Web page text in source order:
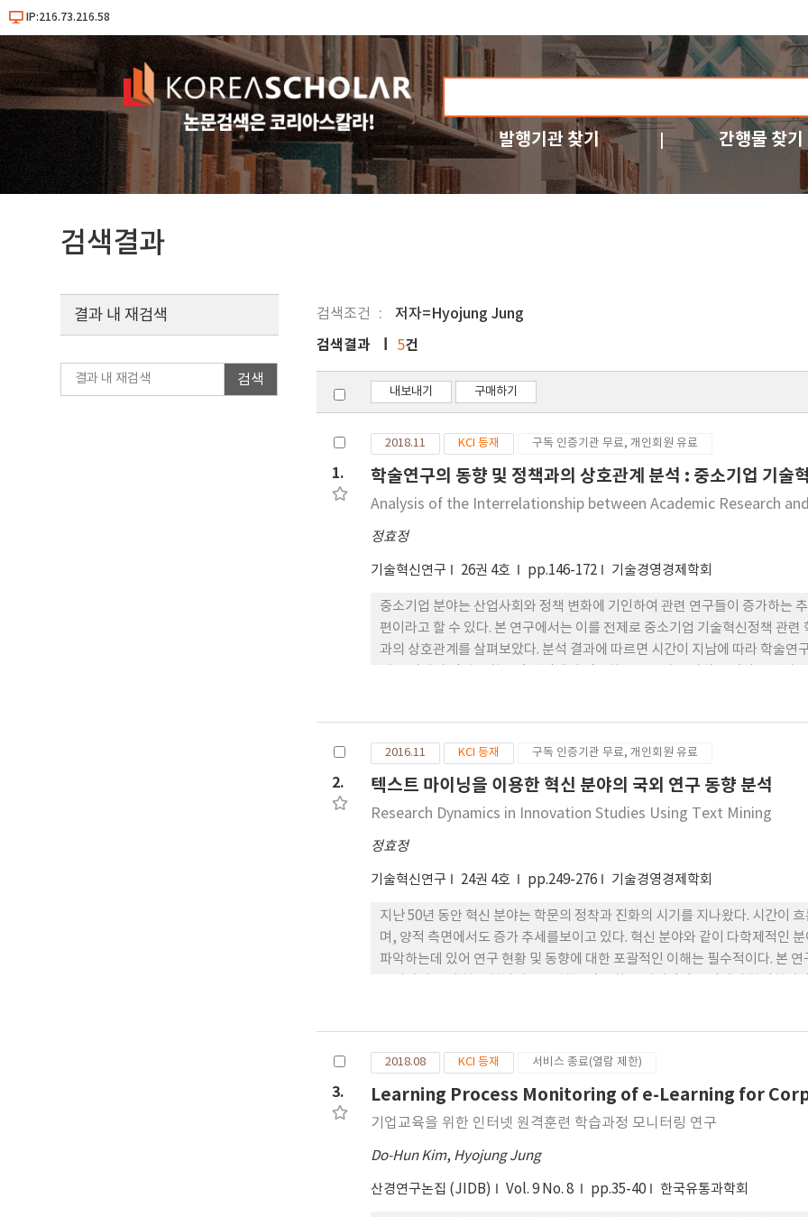
IP:216.73.216.58
발행기관 찾기 간행물 찾기
검색결과
검색조건 저자=Hyojung Jung
결과 내 재검색
검색
검색결과 5건
내보내기 구매하기
1.
2018.11 KCI 등재 구독 인증기관 무료, 개인회원 유료
학술연구의 동향 및 정책과의 상호관계 분석 : 중소기업 기술
Analysis of the Interrelationship between Academic Research
정효정
기술혁신연구 26권 4호 pp.146-172 기술경영경제학회
중소기업 분야는 산업사회와 정책 변화에 기인하여 관련 연구들이 증가하는
편이라고 할 수 있다. 본 연구에서는 이를 전제로 중소기업 기술혁신정책 관
과의 상호관계를 살펴보았다. 분석 결과에 따르면 시간이 지남에 따라 학술연
미치고 있음을 알 수 있었다. 또한, 학술연구와 정책간의 시간차가 존재하는
을 것으로 예상된다.
2.
2016.11 KCI 등재 구독 인증기관 무료, 개인회원 유료
텍스트 마이닝을 이용한 혁신 분야의 국외 연구 동향 분석
Research Dynamics in Innovation Studies Using Text Mining
정효정
기술혁신연구 24권 4호 pp.249-276 기술경영경제학회
지난 50년 동안 혁신 분야는 학문의 정착과 진화의 시기를 지나왔다. 시간이
며, 양적 측면에서도 증가 추세를보이고 있다. 혁신 분야와 같이 다학제적인
파악하는데 있어 연구 현황 및 동향에 대한 포괄적인 이해는 필수적이다. 본
목받고 있는 주제를 중심으로 연구가 이루어지고 있었으며, 일부 전통적인
3.
2018.08 KCI 등재 서비스 종료(열람 제한)
Learning Process Monitoring of e-Learning for
기업교육을 위한 인터넷 원격훈련 학습과정 모니터링 연구
Do-Hun Kim, Hyojung Jung
산경연구논집 (JIDB) Vol. 9 No. 8 pp.35-40 한국유통과학회